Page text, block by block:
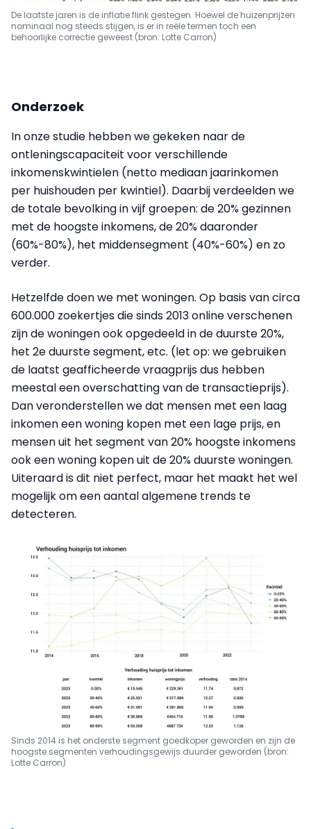
De laatste jaren is de inflatie flink gestegen. Hoewel de huizenprijzen
nominaal nog steeds stijgen, is er in reële termen toch een
behoorlijke correctie geweest (bron: Lotte Carron)
Onderzoek
In onze studie hebben we gekeken naar de
ontleningscapaciteit voor verschillende
inkomenskwintielen (netto mediaan jaarinkomen
per huishouden per kwintiel). Daarbij verdeelden we
de totale bevolking in vijf groepen: de 20% gezinnen
met de hoogste inkomens, de 20% daaronder
(60%-80%), het middensegment (40%-60%) en zo
verder.
Hetzelfde doen we met woningen. Op basis van circa
600.000 zoekertjes die sinds 2013 online verschenen
zijn de woningen ook opgedeeld in de duurste 20%,
het 2e duurste segment, etc. (let op: we gebruiken
de laatst geafficheerde vraagprijs dus hebben
meestal een overschatting van de transactieprijs).
Dan veronderstellen we dat mensen met een laag
inkomen een woning kopen met een lage prijs, en
mensen uit het segment van 20% hoogste inkomens
ook een woning kopen uit de 20% duurste woningen.
Uiteraard is dit niet perfect, maar het maakt het wel
mogelijk om een aantal algemene trends te
detecteren.
Sinds 2014 is het onderste segment goedkoper geworden en zijn de
hoogste segmenten verhoudingsgewijs duurder geworden (bron:
Lotte Carron)